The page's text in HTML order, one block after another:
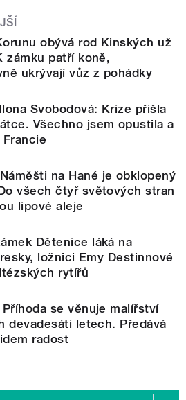
obývá rod Kinských už
zámku patří koně,
ukrývají vůz z pohádky
Svobodová: Krize přišla
Všechno jsem opustila a
na Hané je obklopený
všech čtyř světových stran
lipové aleje
Dětenice láká na
ložnici Emy Destinnové
rytířů
se věnuje malířství
devadesáti letech. Předává
radost